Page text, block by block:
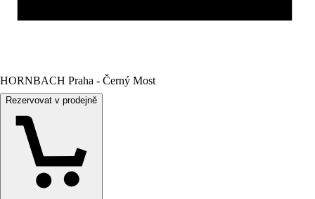
HORNBACH Praha - Černý Most
Rezervovat v prodejně